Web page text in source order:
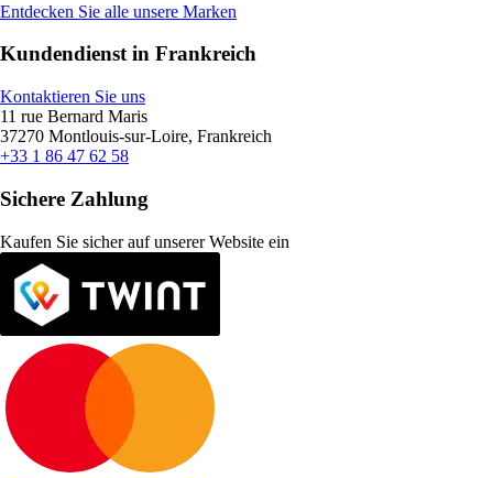
Entdecken Sie alle unsere Marken
Kundendienst in Frankreich
Kontaktieren Sie uns
11 rue Bernard Maris
37270 Montlouis-sur-Loire, Frankreich
+33 1 86 47 62 58
Sichere Zahlung
Kaufen Sie sicher auf unserer Website ein